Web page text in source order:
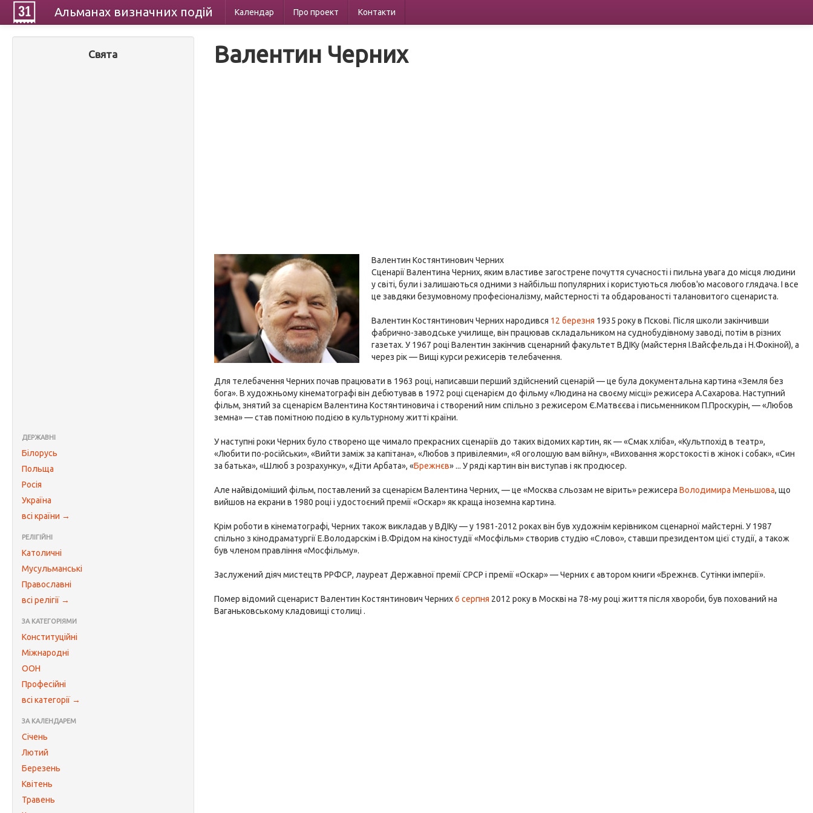
Альманах визначних подій Календар Про проект Контакти
Свята
ДЕРЖАВНІ
Білорусь
Польща
Росія
Україна
всі країни →
РЕЛІГІЙНІ
Католичні
Мусульманські
Православні
всі релігії →
ЗА КАТЕГОРІЯМИ
Конституційні
Міжнародні
ООН
Професійні
всі категорії →
ЗА КАЛЕНДАРЕМ
Січень
Лютий
Березень
Квітень
Травень
Валентин Черних
Валентин Костянтинович Черних
Сценарії Валентина Черних, яким властиве загострене почуття сучасності і пильна увага до місця людини
у світі, були і залишаються одними з найбільш популярних і користуються любов'ю масового глядача. І все
це завдяки безумовному професіоналізму, майстерності та обдарованості талановитого сценариста.
Валентин Костянтинович Черних народився 12 березня 1935 року в Пскові. Після школи закінчивши
фабрично-заводське училище, він працював складальником на суднобудівному заводі, потім в різних
газетах. У 1967 році Валентин закінчив сценарний факультет ВДІКу (майстерня І.Вайсфельда і Н.Фокіной), а
через рік — Вищі курси режисерів телебачення.
Для телебачення Черних почав працювати в 1963 році, написавши перший здійснений сценарій — це була документальна картина «Земля без
бога». В художньому кінематографі він дебютував в 1972 році сценарієм до фільму «Людина на своєму місці» режисера А.Сахарова. Наступний
фільм, знятий за сценарієм Валентина Костянтиновича і створений ним спільно з режисером Є.Матвєєва і письменником П.Проскурін, — «Любов
земна» — став помітною подією в культурному житті країни.
У наступні роки Черних було створено ще чимало прекрасних сценаріїв до таких відомих картин, як — «Смак хліба», «Культпохід в театр»,
«Любити по-російськи», «Вийти заміж за капітана», «Любов з привілеями», «Я оголошую вам війну», «Виховання жорстокості в жінок і собак», «Син
за батька», «Шлюб з розрахунку», «Діти Арбата», «Брежнєв» ... У ряді картин він виступав і як продюсер.
Але найвідоміший фільм, поставлений за сценарієм Валентина Черних, — це «Москва сльозам не вірить» режисераВолодимира Меньшова, що
вийшов на екрани в 1980 році і удостоєний премії «Оскар» як краща іноземна картина.
Крім роботи в кінематографі, Черних також викладав у ВДІКу — у 1981-2012 роках він був художнім керівником сценарної майстерні. У 1987
спільно з кінодраматургії Е.Володарскім і В.Фрідом на кіностудії «Мосфільм» створив студію «Слово», ставши президентом цієї студії, а також
був членом правління «Мосфільму».
Заслужений діяч мистецтв РРФСР, лауреат Державної премії СРСР і премії «Оскар» — Черних є автором книги «Брежнєв. Сутінки імперії».
Помер відомий сценарист Валентин Костянтинович Черних6 серпня 2012 року в Москві на 78-му році життя після хвороби, був похований на
Ваганьковському кладовищі столиці .